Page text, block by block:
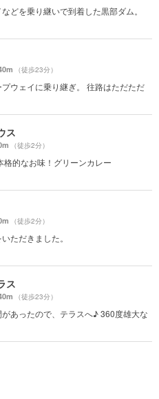
どを乗り継いで到着した黒部ダム。
（徒歩23分）
ウェイに乗り継ぎ。 往路はただただ
ス
（徒歩2分）
格的なお味！グリーンカレー
（徒歩2分）
ただきました。
ス
（徒歩23分）
あったので、テラスへ♪ 360度雄⼤な